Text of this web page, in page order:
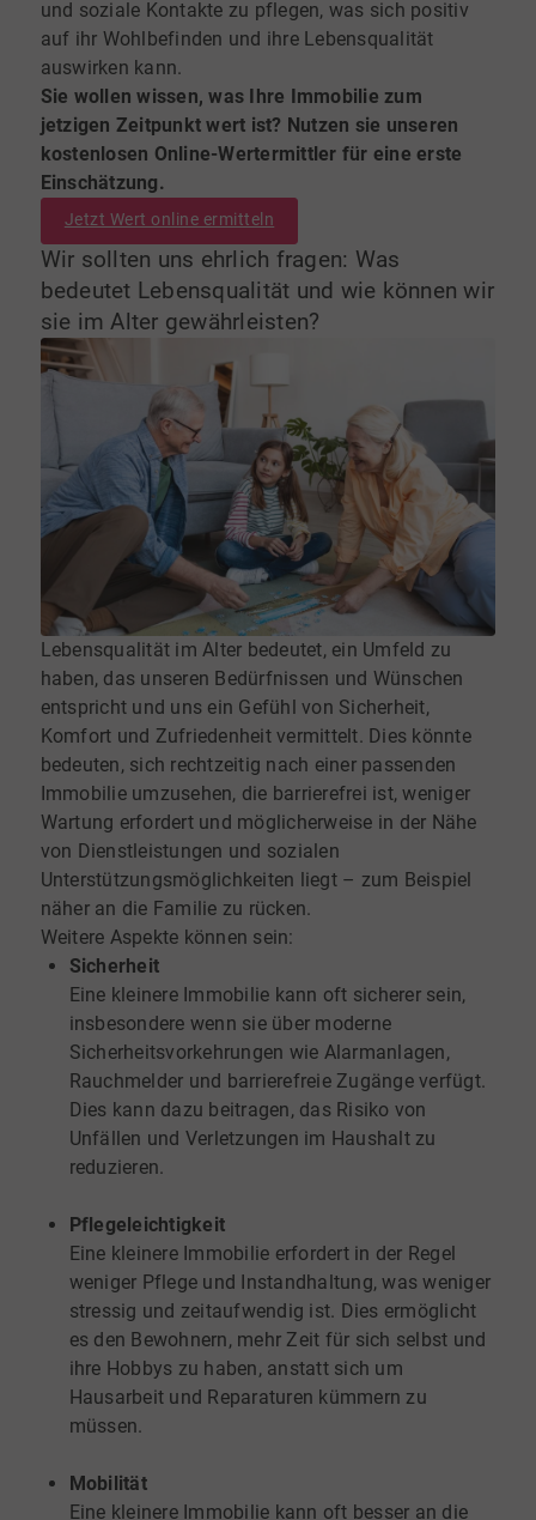
und soziale Kontakte zu pflegen, was sich positiv
auf ihr Wohlbefinden und ihre Lebensqualität
auswirken kann.
Sie wollen wissen, was Ihre Immobilie zum
jetzigen Zeitpunkt wert ist? Nutzen sie unseren
kostenlosen Online-Wertermittler für eine erste
Einschätzung.
Jetzt Wert online ermitteln
Wir sollten uns ehrlich fragen: Was
bedeutet Lebensqualität und wie können wir
sie im Alter gewährleisten?
Lebensqualität im Alter bedeutet, ein Umfeld zu
haben, das unseren Bedürfnissen und Wünschen
entspricht und uns ein Gefühl von Sicherheit,
Komfort und Zufriedenheit vermittelt. Dies könnte
bedeuten, sich rechtzeitig nach einer passenden
Immobilie umzusehen, die barrierefrei ist, weniger
Wartung erfordert und möglicherweise in der Nähe
von Dienstleistungen und sozialen
Unterstützungsmöglichkeiten liegt – zum Beispiel
näher an die Familie zu rücken.
Weitere Aspekte können sein:
Sicherheit
Eine kleinere Immobilie kann oft sicherer sein,
insbesondere wenn sie über moderne
Sicherheitsvorkehrungen wie Alarmanlagen,
Rauchmelder und barrierefreie Zugänge verfügt.
Dies kann dazu beitragen, das Risiko von
Unfällen und Verletzungen im Haushalt zu
reduzieren.
Pflegeleichtigkeit
Eine kleinere Immobilie erfordert in der Regel
weniger Pflege und Instandhaltung, was weniger
stressig und zeitaufwendig ist. Dies ermöglicht
es den Bewohnern, mehr Zeit für sich selbst und
ihre Hobbys zu haben, anstatt sich um
Hausarbeit und Reparaturen kümmern zu
müssen.
Mobilität
Eine kleinere Immobilie kann oft besser an die